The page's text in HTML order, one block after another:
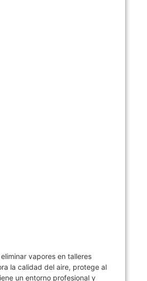
vapores en talleres
la calidad del aire, protege al
un entorno profesional y